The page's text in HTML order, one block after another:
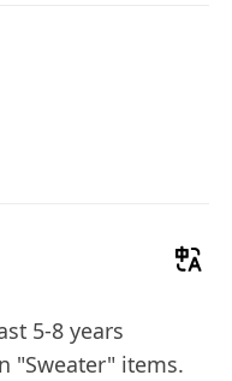
5-8 years
"Sweater" items.